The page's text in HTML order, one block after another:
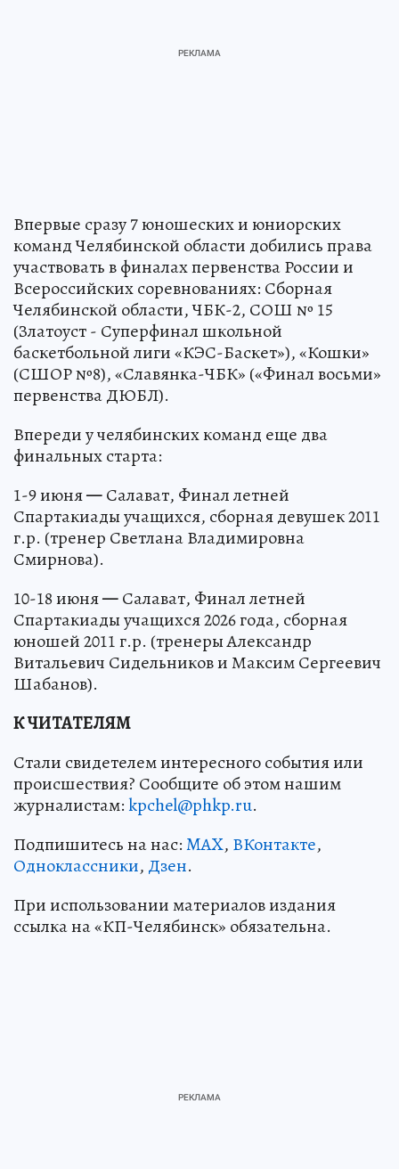
Впервые сразу 7 юношеских и юниорских
команд Челябинской области добились права
участвовать в финалах первенства России и
Всероссийских соревнованиях: Сборная
Челябинской области, ЧБК-2, СОШ № 15
(Златоуст - Суперфинал школьной
баскетбольной лиги «КЭС-Баскет»), «Кошки»
(СШОР №8), «Славянка-ЧБК» («Финал восьми»
первенства ДЮБЛ).
Впереди у челябинских команд еще два
финальных старта:
1-9 июня—Салават, Финал летней
Спартакиады учащихся, сборная девушек 2011
г.р. (тренер Светлана Владимировна
Смирнова).
10-18 июня—Салават, Финал летней
Спартакиады учащихся 2026 года, сборная
юношей 2011 г.р. (тренеры Александр
Витальевич Сидельников и Максим Сергеевич
Шабанов).
К ЧИТАТЕЛЯМ
Стали свидетелем интересного события или
происшествия? Сообщите об этом нашим
журналистам:kpchel@phkp.ru.
Подпишитесь на нас:MAX, ВКонтакте,
Одноклассники, Дзен.
При использовании материалов издания
ссылка на «КП-Челябинск» обязательна.